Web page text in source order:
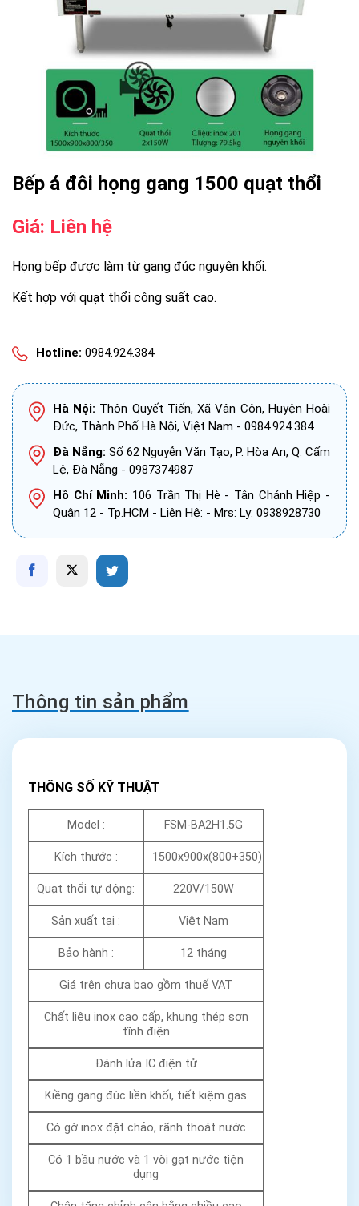
Bếp á đôi họng gang 1500 quạt thổi
Giá: Liên hệ
Họng bếp được làm từ gang đúc nguyên khối.
Kết hợp với quạt thổi công suất cao.
Hotline: 0984.924.384
Hà Nội: Thôn Quyết Tiến, Xã Vân Côn, Huyện Hoài
Đức, Thành Phố Hà Nội, Việt Nam - 0984.924.384
Đà Nẵng: Số 62 Nguyễn Văn Tạo, P. Hòa An, Q. Cẩm
Lệ, Đà Nẵng - 0987374987
Hồ Chí Minh: 106 Trần Thị Hè - Tân Chánh Hiệp -
Quận 12 - Tp.HCM - Liên Hệ: - Mrs: Ly: 0938928730
Thông tin sản phẩm
THÔNG SỐ KỸ THUẬT
Model : FSM-BA2H1.5G
Kích thước : 1500x900x(800+350)
Quạt thổi tự động: 220V/150W
Sản xuất tại : Việt Nam
Bảo hành : 12 tháng
Giá trên chưa bao gồm thuế VAT
Chất liệu inox cao cấp, khung thép sơn
tĩnh điện
Đánh lửa IC điện tử
Kiềng gang đúc liền khối, tiết kiệm gas
Có gờ inox đặt chảo, rãnh thoát nước
Có 1 bầu nước và 1 vòi gạt nước tiện
dụng